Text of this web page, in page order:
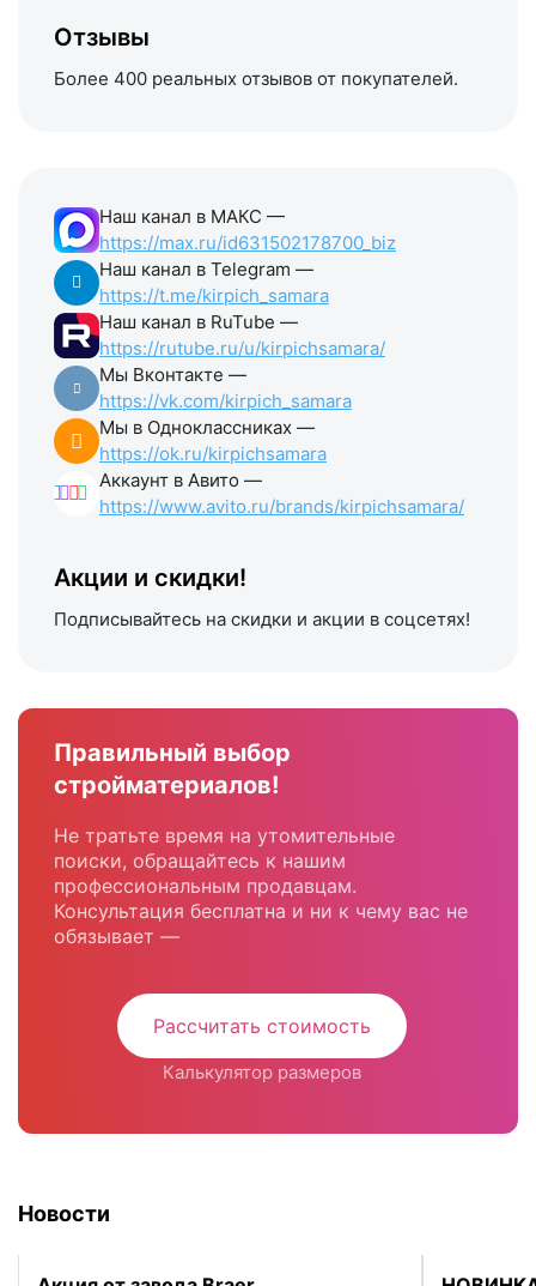
Отзывы
Более 400 реальных отзывов от покупателей.
Наш канал в МАКС —
https://max.ru/id631502178700_biz
Наш канал в Telegram —
https://t.me/kirpich_samara
Наш канал в RuTube —
https://rutube.ru/u/kirpichsamara/
Мы Вконтакте —
https://vk.com/kirpich_samara
Мы в Одноклассниках —
https://ok.ru/kirpichsamara
Аккаунт в Авито —
https://www.avito.ru/brands/kirpichsamara/
Акции и скидки!
Подписывайтесь на скидки и акции в соцсетях!
Правильный выбор
стройматериалов!
Не тратьте время на утомительные
поиски, обращайтесь к нашим
профессиональным продавцам.
Консультация бесплатна и ни к чему вас не
обязывает —
Рассчитать стоимость
Калькулятор размеров
Новости